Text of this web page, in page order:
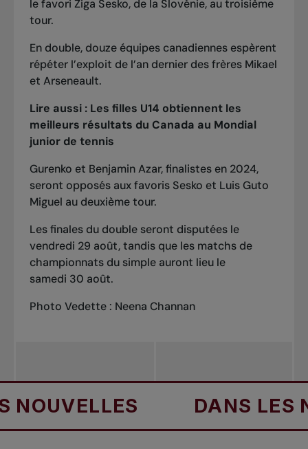
le favori Ziga Sesko, de la Slovénie, au troisième
tour.
En double, douze équipes canadiennes espèrent
répéter l’exploit de l’an dernier des frères Mikael
et Arseneault.
Lire aussi : Les filles U14 obtiennent les
meilleurs résultats du Canada au Mondial
junior de tennis
Gurenko et Benjamin Azar, finalistes en 2024,
seront opposés aux favoris Sesko et Luis Guto
Miguel au deuxième tour.
Les finales du double seront disputées le
vendredi 29 août, tandis que les matchs de
championnats du simple auront lieu le
samedi 30 août.
Photo Vedette : Neena Channan
DANS LES